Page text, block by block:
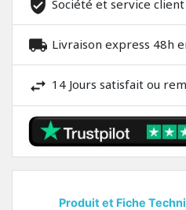
Société et service client
Livraison express 48h
14 Jours satisfait ou
Produit et Fiche